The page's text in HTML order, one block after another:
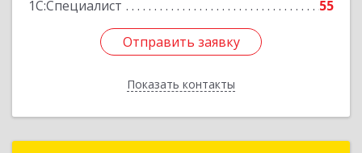
1С:Специалист
55
Отправить заявку
Показать контакты
Отправить заявку
Назад